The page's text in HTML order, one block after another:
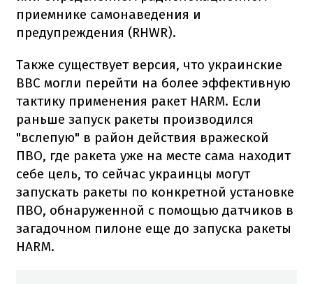
приемнике самонаведения и
предупреждения (RHWR).
Также существует версия, что украинские
ВВС могли перейти на более эффективную
тактику применения ракет HARM. Если
раньше запуск ракеты производился
"вслепую" в район действия вражеской
ПВО, где ракета уже на месте сама находит
себе цель, то сейчас украинцы могут
запускать ракеты по конкретной установке
ПВО, обнаруженной с помощью датчиков в
загадочном пилоне еще до запуска ракеты
HARM.